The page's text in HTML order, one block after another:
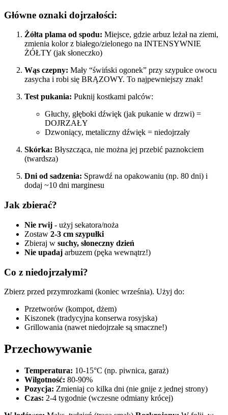
Główne oznaki dojrzałości:
Żółta plama od spodu: Miejsce, gdzie arbuz leżał na ziemi,
zmienia kolor z białego/zielonego na INTENSYWNIE
ŻÓŁTY (jak słoneczko)
Wąs czepny: Mały “świński ogonek” przy szypułce owocu
zasycha i robi się BRĄZOWY. To najpewniejszy znak!
Test pukania: Puknij kostkami palców:
Głuchy, głęboki dźwięk (jak pukanie w drzwi) =
DOJRZAŁY
Dzwoniący, metaliczny dźwięk = niedojrzały
Skórka: Błyszcząca, nie można jej przebić paznokciem
(twardsza)
Dni od sadzenia: Sprawdź na opakowaniu (np. 80 dni) i
dodaj ~10 dni marginesu
Jak zbierać?
Nie rwij - użyj sekatora/noża
Zostaw 2-3 cm szypułki
Zbieraj w suchy, słoneczny dzień
Nie upadaj arbuzem (pęka wewnątrz!)
Co z niedojrzałymi?
Zbierz przed przymrozkami (koniec września). Użyj do:
Przetworów (kompot, dżem)
Kiszonek (tradycyjna konserwa rosyjska)
Grillowania (nawet niedojrzałe są smaczne!)
Przechowywanie
Temperatura: 10-15°C (np. piwnica, garaż)
Wilgotność: 80-90%
Pozycja: Zmieniaj co kilka dni (nie gnije z jednej strony)
Czas: 2-4 tygodnie (wczesne odmiany krócej)